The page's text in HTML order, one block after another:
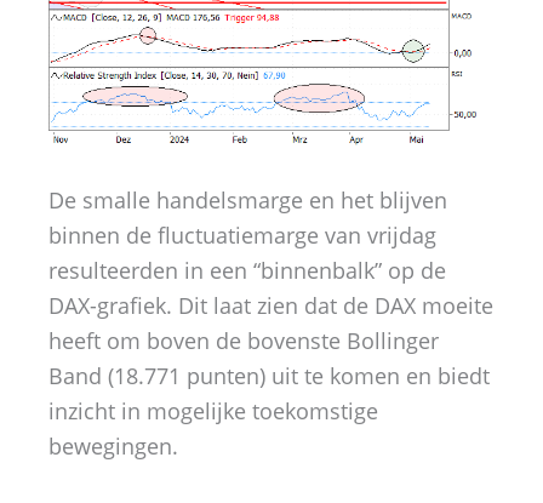
De smalle handelsmarge en het blijven
binnen de fluctuatiemarge van vrijdag
resulteerden in een “binnenbalk” op de
DAX-grafiek. Dit laat zien dat de DAX moeite
heeft om boven de bovenste Bollinger
Band (18.771 punten) uit te komen en biedt
inzicht in mogelijke toekomstige
bewegingen.